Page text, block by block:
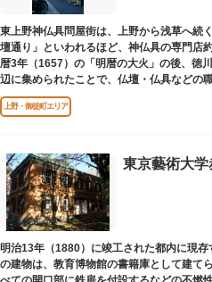
東上野神仏具問屋街は、上野から浅草へ続
壇通り」といわれるほど、神仏具の専門店
暦3年（1657）の「明暦の大火」の後、徳
辺に集められたことで、仏壇・仏具などの
た。
上野・御徒町エリア
東京藝術大
明治13年（1880）に竣工された都内に現
の建物は、教育博物館の書籍庫として建て